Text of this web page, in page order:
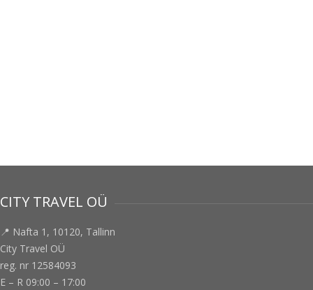
CITY TRAVEL OÜ
📍 Nafta 1, 10120, Tallinn
City Travel OÜ
reg. nr 12584093
E – R 09:00 – 17:00